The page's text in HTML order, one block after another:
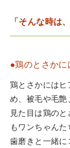
「そんな時は
●鶏のとさかに
鶏とさかにはヒ
め、被毛や毛艶
見た目は鶏の
もワンちゃんた
歯磨きと一緒に